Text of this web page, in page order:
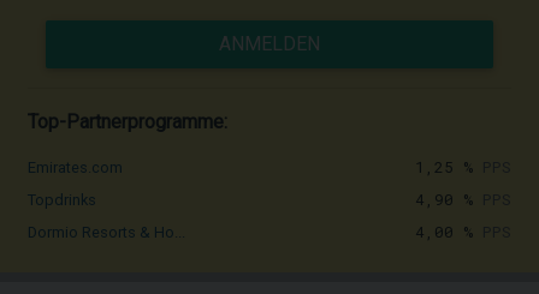
ANMELDEN
Top-Partnerprogramme:
Emirates.com 1,25 %
Topdrinks 4,90 %
Dormio Resorts & Ho... 4,00 %